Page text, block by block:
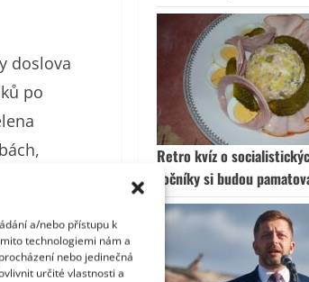
a/nebo přístupu k
technologiemi nám a
nebo jedinečná
určité vlastnosti a
doslova
po
Retro kvíz o
ročníky si budou